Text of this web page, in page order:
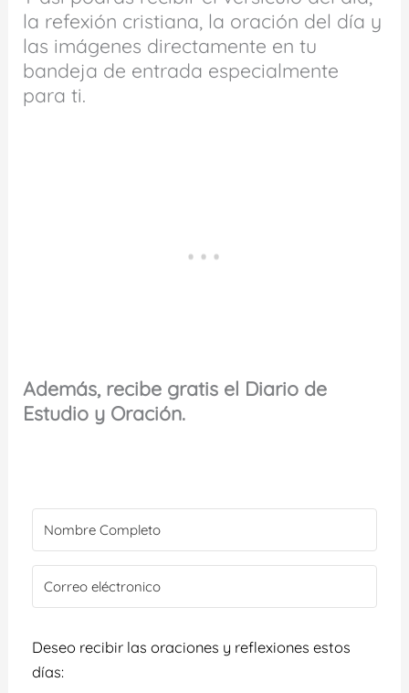
la refexión cristiana, la oración del día y
las imágenes directamente en tu
bandeja de entrada especialmente
para ti.
Además, recibe gratis el Diario de
Estudio y Oración.
Deseo recibir las oraciones y reflexiones estos
días: